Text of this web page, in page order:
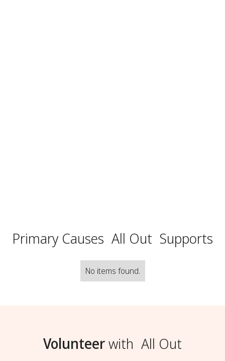
Primary Causes All Out Supports
No items found.
Volunteerwith All Out